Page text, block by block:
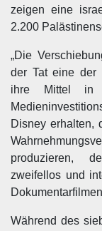
zeigen eine
2.200
„Die
der Tat eine der
ihre Mittel in
Disney erhalten,
produzieren,
zweifellos und
Während des